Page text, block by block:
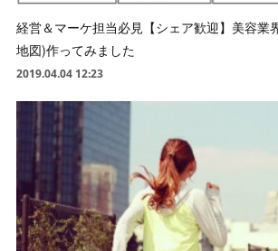
経営＆マーケ担当必見【シェア歓迎】美容業
地図)作ってみました
2019.04.04 12:23